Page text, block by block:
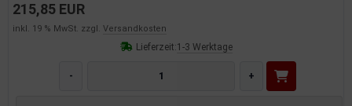
215,85 EUR
inkl. 19 % MwSt. zzgl. Versandkosten
Lieferzeit:1-3 Werktage
- +